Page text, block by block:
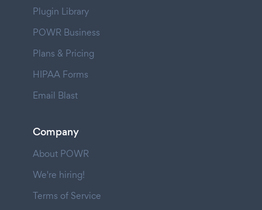
Plugin Library
POWR Business
Plans & Pricing
HIPAA Forms
Email Blast
Company
About POWR
We're hiring!
Terms of Service